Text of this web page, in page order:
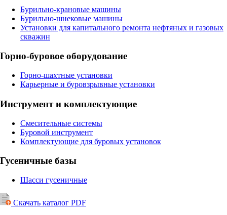
Бурильно-крановые машины
Бурильно-шнековые машины
Установки для капитального ремонта нефтяных и газовых
скважин
Горно-буровое оборудование
Горно-шахтные установки
Карьерные и буровзрывные установки
Инструмент и комплектующие
Смесительные системы
Буровой инструмент
Комплектующие для буровых установок
Гусеничные базы
Шасси гусеничные
Скачать каталог PDF